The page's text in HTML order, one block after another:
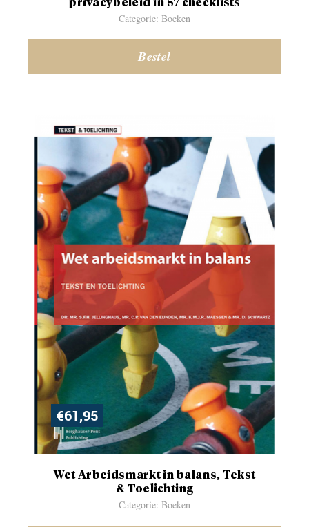
privacybeleid in 57 checklists
Categorie: Boeken
Bestel
€61,95
Wet Arbeidsmarkt in balans, Tekst
& Toelichting
Categorie: Boeken